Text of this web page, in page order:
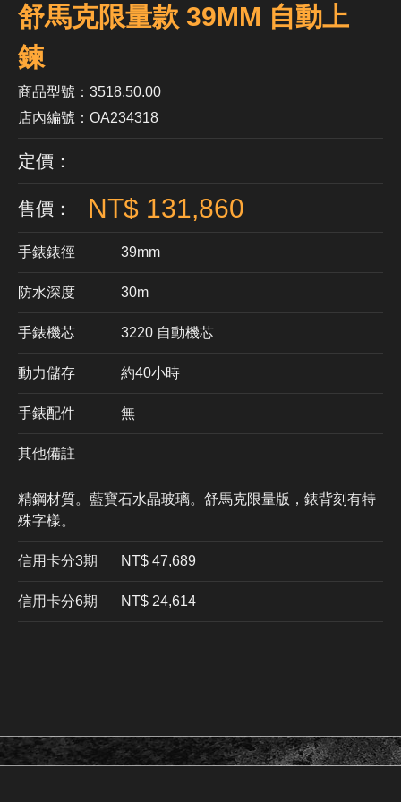
舒馬克限量款 39MM 自動上
鍊
商品型號：3518.50.00
店內編號：OA234318
定價：
售價： NT$ 131,860
手錶錶徑 39mm
防水深度 30m
手錶機芯 ​3220 自動機芯
動力儲存 約40小時
手錶配件 無
其他備註
精鋼材質。藍寶石水晶玻璃。舒馬克限量版，錶背刻有特
殊字樣。
信用卡分3期 ​NT$ 47,689
信用卡分6期 NT$ 24,614